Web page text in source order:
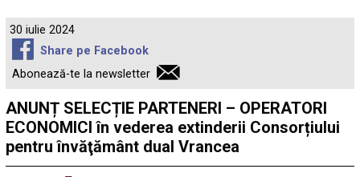
30 iulie 2024
Share pe Facebook
Abonează-te la newsletter
ANUNȚ SELECȚIE PARTENERI – OPERATORI
ECONOMICI în vederea extinderii Consorțiului
pentru învăţământ dual Vrancea